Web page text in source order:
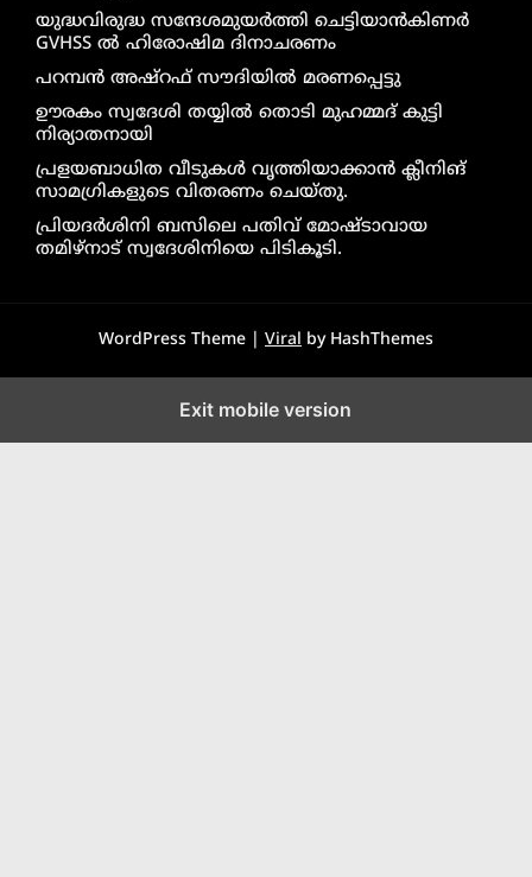
യുദ്ധവിരുദ്ധ സന്ദേശമുയർത്തി ചെട്ടിയാൻകിണർ
GVHSS ൽ ഹിരോഷിമ ദിനാചരണം
പറമ്പൻ അഷ്‌റഫ് സൗദിയിൽ മരണപ്പെട്ടു
ഊരകം സ്വദേശി തയ്യിൽ തൊടി മുഹമ്മദ് കുട്ടി
നിര്യാതനായി
പ്രളയബാധിത വീടുകൾ വൃത്തിയാക്കാൻ ക്ലീനിങ്
സാമഗ്രികളുടെ വിതരണം ചെയ്തു.
പ്രിയദർശിനി ബസിലെ പതിവ് മോഷ്ടാവായ
തമിഴ്നാട് സ്വദേശിനിയെ പിടികൂടി.
WordPress Theme | Viral by HashThemes
Exit mobile version